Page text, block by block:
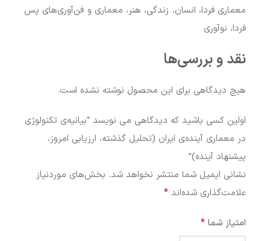
معماری فردا، انسان، زندگی، هنر، معماری و فن‌آوری‌های پس
فردا، نوآوری
نقد و بررسی‌ها
هیچ دیدگاهی برای این محصول نوشته نشده است.
اولین کسی باشید که دیدگاهی می نویسد “بیانیه‌ی تکنولوژی
در معماری آینده‌ی ایران (تحلیل گذشته، ارزیابی امروز،
پیشنهاد آینده)”
نشانی ایمیل شما منتشر نخواهد شد. بخش‌های موردنیاز
علامت‌گذاری شده‌اند *
امتیاز شما *